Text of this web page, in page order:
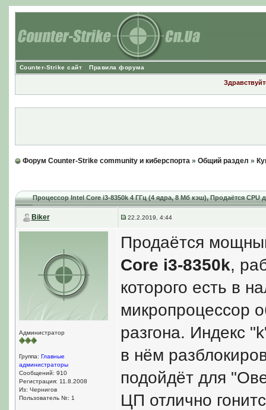
Counter-Strike сайт Правила форума
Форум Counter-Strike community и киберспорта» Общий раздел »
Процессор Intel Core i3-8350k 4 ГГц (4 ядра, 8 Мб кэш), Продаётся CPU
Biker 22.2.2019, 4:44
Администратор
Группа: Главные
администраторы
Сообщений: 910
Регистрация: 11.8.2008
Из: Чернигов
Пользователь №: 1
Продаётся
Core i3-8350k,
которого есть в
микропроцессор
разгона. Индекс
в нём
подойдёт для
ЦП отлично